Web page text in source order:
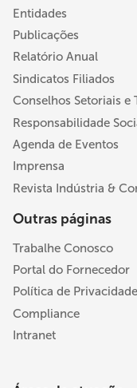
Entidades
Publicações
Relatório Anual
Sindicatos Filiados
Conselhos Setoriais e
Responsabilidade
Agenda de Eventos
Imprensa
Revista Indústria &
Outras páginas
Trabalhe Conosco
Portal do Fornecedor
Política de Privacidade
Compliance
Intranet